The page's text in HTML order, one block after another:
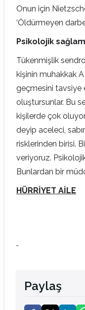
Onun için
‘Öldürmeyen
Psikolojik
Tükenmişlik
kişinin muhakkak
geçmesini tavsiye
oluştursunlar. Bu
kişilerde çok
deyip aceleci,
risklerinden birisi.
veriyoruz.
Bunlardan bir
HÜRRİYET AİLE
Paylaş